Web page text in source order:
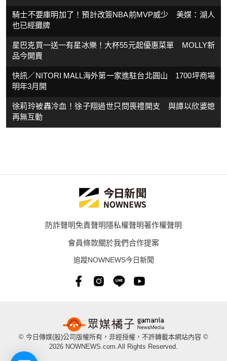
騎士不要庫明加了！預計改簽NBA前MVP威少 美媒：湖人
也已經攤牌
星巴克買一送一有星冰樂！大杯55元起優惠菜單 MOLLY新
品今開賣
快訊／NITORI MALL海外第一家進駐台北圓山 1700坪商場
明年3月開
徐莉玲被轟冷血！徐子翔過世只問喪禮開支 與譚以欣婆媳
再無互動
防詐聲明免責聲明隱私權聲明著作權聲明
會員條款關於我們合作提案
追蹤NOWNEWS今日新聞
© 今日傳媒(股)公司版權所有，非經授權，不許轉載本網站內容 ©
2026 NOWNEWS.com.All Rights Reserved.